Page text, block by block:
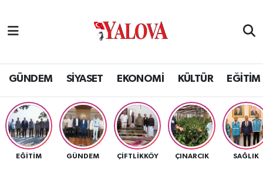
GÜNDEM SİYASET EKONOMİ KÜLTÜR EĞİTİM
EĞİTİM GÜNDEM ÇİFTLİKKÖY ÇINARCIK SAĞLIK
SİYASET
EKONOMİ
KÜLTÜR
Yalova Nöbetçi Eczaneler
Yalova Hava Durumu
Yalova Namaz Vakitleri
Yalova Trafik Yoğunluk Haritası